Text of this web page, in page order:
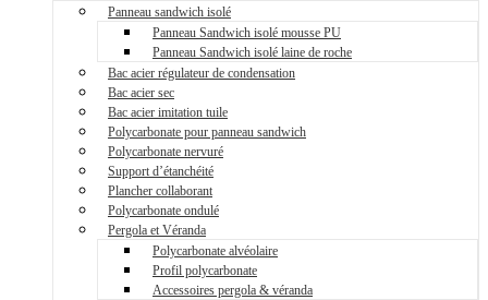
Panneau sandwich isolé
Panneau Sandwich isolé mousse PU
Panneau Sandwich isolé laine de roche
Bac acier régulateur de condensation
Bac acier sec
Bac acier imitation tuile
Polycarbonate pour panneau sandwich
Polycarbonate nervuré
Support d’étanchéité
Plancher collaborant
Polycarbonate ondulé
Pergola et Véranda
Polycarbonate alvéolaire
Profil polycarbonate
Accessoires pergola & véranda